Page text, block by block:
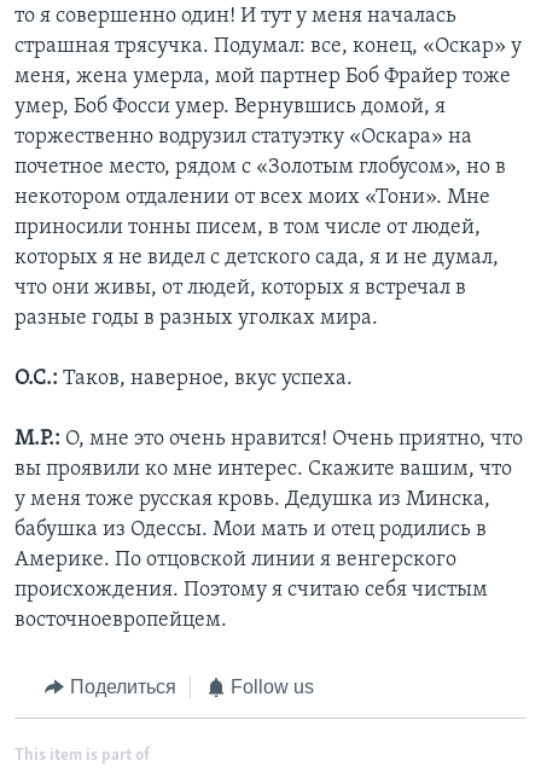
то я совершенно один! И тут у меня началась
страшная трясучка. Подумал: все, конец, «Оскар» у
меня, жена умерла, мой партнер Боб Фрайер тоже
умер, Боб Фосси умер. Вернувшись домой, я
торжественно водрузил статуэтку «Оскара» на
почетное место, рядом с «Золотым глобусом», но в
некотором отдалении от всех моих «Тони». Мне
приносили тонны писем, в том числе от людей,
которых я не видел с детского сада, я и не думал,
что они живы, от людей, которых я встречал в
разные годы в разных уголках мира.
О.С.: Таков, наверное, вкус успеха.
М.Р.: О, мне это очень нравится! Очень приятно, что
вы проявили ко мне интерес. Скажите вашим, что
у меня тоже русская кровь. Дедушка из Минска,
бабушка из Одессы. Мои мать и отец родились в
Америке. По отцовской линии я венгерского
происхождения. Поэтому я считаю себя чистым
восточноевропейцем.
Поделиться Follow us
This item is part of